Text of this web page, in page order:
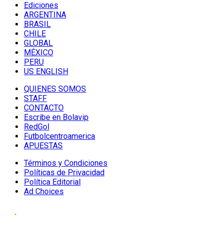
Ediciones
ARGENTINA
BRASIL
CHILE
GLOBAL
MÉXICO
PERU
US ENGLISH
QUIENES SOMOS
STAFF
CONTACTO
Escribe en Bolavip
RedGol
Futbolcentroamerica
APUESTAS
Términos y Condiciones
Políticas de Privacidad
Política Editorial
Ad Choices